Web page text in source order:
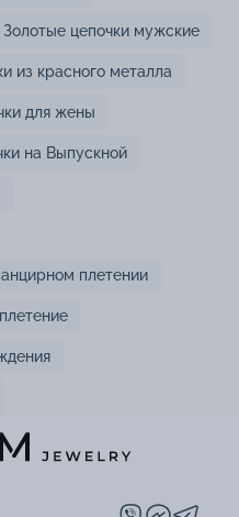
Золотые цепочки мужские
из красного металла
для жены
на Выпускной
плетении